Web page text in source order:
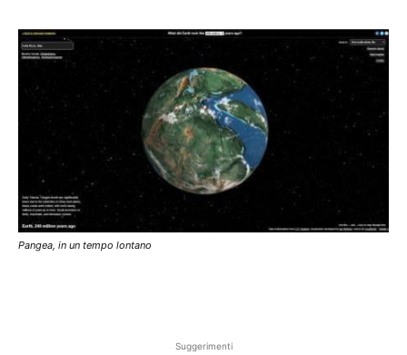
Pangea, in un tempo lontano
Suggerimenti